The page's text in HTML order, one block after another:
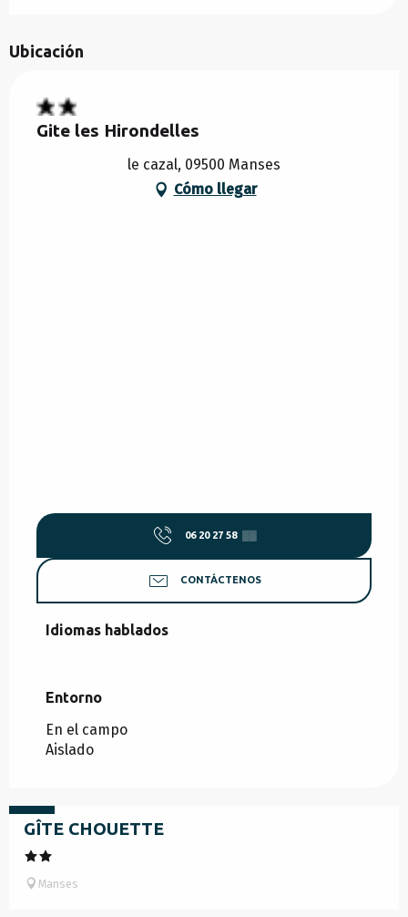
Ubicación
Gite les Hirondelles
le cazal, 09500 Manses
Cómo llegar
06 20 27 58 ▒▒
CONTÁCTENOS
Idiomas hablados
Idiomas hablados
Entorno
Entorno
En el campo
Aislado
GÎTE CHOUETTE
Manses